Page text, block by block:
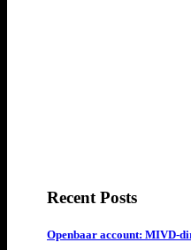
Recent Posts
Openbaar account: MIVD-